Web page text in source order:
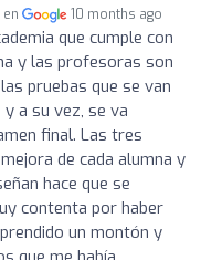
en 10 months ago
que cumple con
y las profesoras son
pruebas que se van
a su vez, se va
final. Las tres
de cada alumna y
hace que se
contenta por haber
un montón y